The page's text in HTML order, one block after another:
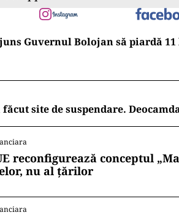
Guvernul Bolojan să piardă
făcut site de suspendare.
reconfigurează conceptul
nu al țărilor